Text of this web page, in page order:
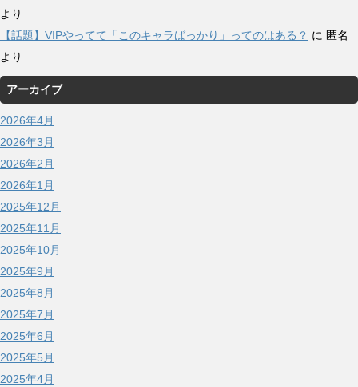
より
【話題】VIPやってて「このキャラばっかり」ってのはある？ に 匿名
より
アーカイブ
2026年4月
2026年3月
2026年2月
2026年1月
2025年12月
2025年11月
2025年10月
2025年9月
2025年8月
2025年7月
2025年6月
2025年5月
2025年4月